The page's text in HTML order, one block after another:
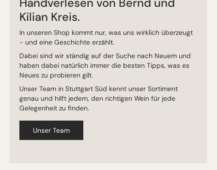
Kilian Kreis.
In unseren Shop kommt nur, was uns wirklich überzeugt
- und eine Geschichte erzählt.
Dabei sind wir ständig auf der Suche nach Neuem und
haben dabei natürlich immer die besten Tipps, was es
Neues zu probieren gilt.
Unser Team in Stuttgart Süd kennt unser Sortiment
genau und hilft jedem, den richtigen Wein für jede
Gelegenheit zu finden.
Unser Team